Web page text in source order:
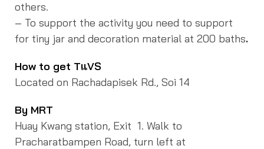
others.
– To support the activity you need to support
for tiny jar and decoration material at 200 baths.
How to get TแVS
Located on Rachadapisek Rd., Soi 14
By MRT
Huay Kwang station, Exit 1. Walk to
Pracharatbampen Road, turn left at